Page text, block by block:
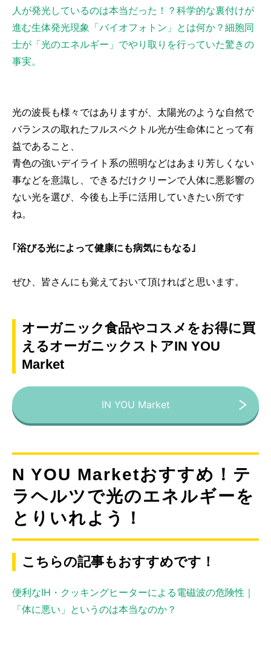
人が発光しているのは本当だった！？科学的な裏付けが
進む生体発光現象「バイオフォトン」とは何か？細胞同
士が「光のエネルギー」でやり取りを行っていた驚きの
事実。
光の波長も様々ではありますが、太陽光のような自然で
バランスの取れたフルスペクトル光が生命体にとって有
益であること、
青色の強いデイライト系の照明などはあまり芳しくない
事などを意識し、できるだけクリーンで人体に悪影響の
ない光を選び、今後も上手に活用していきたい所です
ね。
｢浴びる光によって健康にも病気にもなる｣
ぜひ、皆さんにも覚えておいて頂ければと思います。
オーガニック食品やコスメをお得に買
えるオーガニックストアIN YOU
Market
IN YOU Market
N YOU Marketおすすめ！テ
ラヘルツで光のエネルギーを
とりいれよう！
こちらの記事もおすすめです！
便利なIH・クッキングヒーターによる電磁波の危険性｜
「体に悪い」というのは本当なのか？